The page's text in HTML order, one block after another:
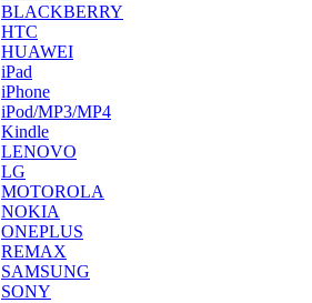
BLACKBERRY
HTC
HUAWEI
iPad
iPhone
iPod/MP3/MP4
Kindle
LENOVO
LG
MOTOROLA
NOKIA
ONEPLUS
REMAX
SAMSUNG
SONY